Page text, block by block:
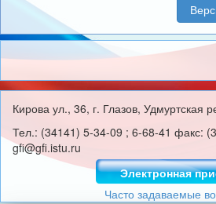
Кирова ул., 36, г. Глазов, Удмуртская
Тел.: (34141) 5-34-09 ; 6-68-41 факс:
gfi@gfi.istu.ru
Электронная
Часто задаваемые